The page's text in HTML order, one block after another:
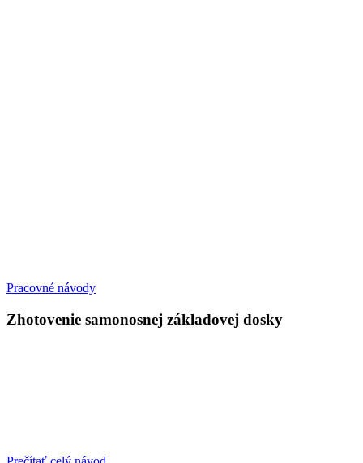
Pracovné návody
Zhotovenie samonosnej základovej dosky